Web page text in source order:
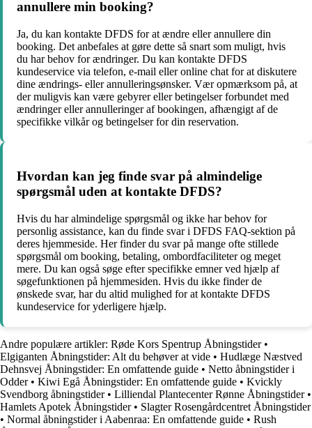
annullere min booking?
Ja, du kan kontakte DFDS for at ændre eller annullere din
booking. Det anbefales at gøre dette så snart som muligt, hvis
du har behov for ændringer. Du kan kontakte DFDS
kundeservice via telefon, e-mail eller online chat for at diskutere
dine ændrings- eller annulleringsønsker. Vær opmærksom på, at
der muligvis kan være gebyrer eller betingelser forbundet med
ændringer eller annulleringer af bookingen, afhængigt af de
specifikke vilkår og betingelser for din reservation.
Hvordan kan jeg finde svar på almindelige
spørgsmål uden at kontakte DFDS?
Hvis du har almindelige spørgsmål og ikke har behov for
personlig assistance, kan du finde svar i DFDS FAQ-sektion på
deres hjemmeside. Her finder du svar på mange ofte stillede
spørgsmål om booking, betaling, ombordfaciliteter og meget
mere. Du kan også søge efter specifikke emner ved hjælp af
søgefunktionen på hjemmesiden. Hvis du ikke finder de
ønskede svar, har du altid mulighed for at kontakte DFDS
kundeservice for yderligere hjælp.
Andre populære artikler: Røde Kors Spentrup Åbningstider•
Elgiganten Åbningstider: Alt du behøver at vide • Hudlæge Næstved
Dehnsvej Åbningstider: En omfattende guide • Netto åbningstider i
Odder• Kiwi Egå Åbningstider: En omfattende guide • Kvickly
Svendborg åbningstider• Lilliendal Plantecenter Rønne Åbningstider•
Hamlets Apotek Åbningstider• Slagter Rosengårdcentret Åbningstider
• Normal åbningstider i Aabenraa: En omfattende guide • Rush